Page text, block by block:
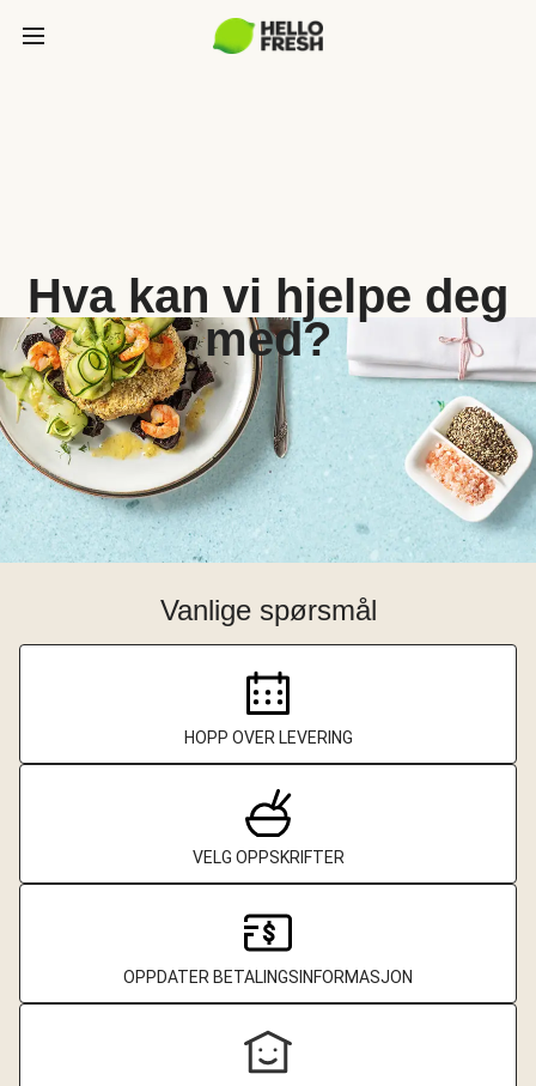
Hva kan vi hjelpe deg
med?
Vanlige spørsmål
HOPP OVER LEVERING
VELG OPPSKRIFTER
OPPDATER BETALINGSINFORMASJON